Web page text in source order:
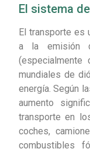
El sistema
El transporte es
a la emisión
mundiales de
energía. Según
aumento
transporte en
coches,
combustibles